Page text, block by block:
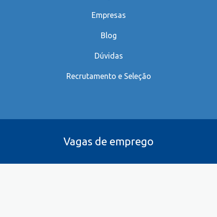
Empresas
Blog
Dúvidas
Recrutamento e Seleção
Vagas de emprego